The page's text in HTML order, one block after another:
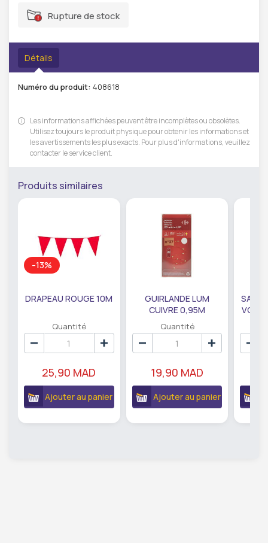
Rupture de stock
Détails
Numéro du produit: 408618
Les informations affichées peuvent être incomplètes ou obsolètes.
Utilisez toujours le produit physique pour obtenir les informations et
les avertissements les plus exacts. Pour plus d'informations, veuillez
contacter le service client.
Produits similaires
-13%
DRAPEAU ROUGE 10M
Quantité
25,90 MAD
Ajouter au panier
GUIRLANDE LUM
CUIVRE 0,95M
DE79207
Quantité
19,90 MAD
Ajouter au panier